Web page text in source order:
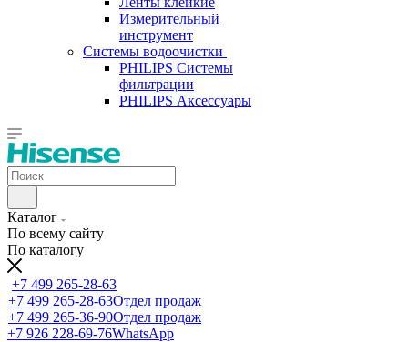
Измерительный
инструмент
Системы водоочистки
PHILIPS Системы
фильтрации
PHILIPS Аксессуары
Каталог
По всему сайту
По каталогу
+7 499 265-28-63
+7 499 265-28-63Отдел продаж
+7 499 265-36-90Отдел продаж
+7 926 228-69-76WhatsApp